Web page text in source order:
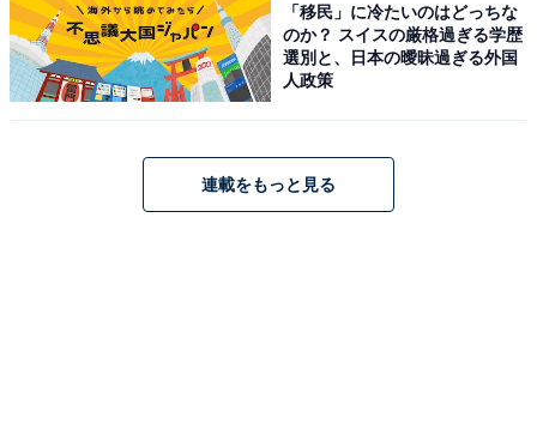
帯年収600万円・3人家族、47歳男性に聞く生活実態
・
「光熱費値上がり…真冬でも着込んで暖房オフ、食器も
2人で年収750万円の都内同棲カップル「家賃10万円、水
道光熱費3万円」1カ月のリアルな収支内訳を聞いた
「移民」に冷たいのはどっちな
のか？ スイスの厳格過ぎる学歴
選別と、日本の曖昧過ぎる外国
人政策
連載をもっと見る